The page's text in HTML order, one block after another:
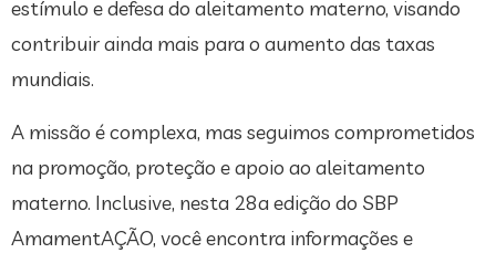
estímulo e defesa do aleitamento materno, visando
contribuir ainda mais para o aumento das taxas
mundiais.
A missão é complexa, mas seguimos comprometidos
na promoção, proteção e apoio ao aleitamento
materno. Inclusive, nesta 28a edição do SBP
AmamentAÇÃO, você encontra informações e